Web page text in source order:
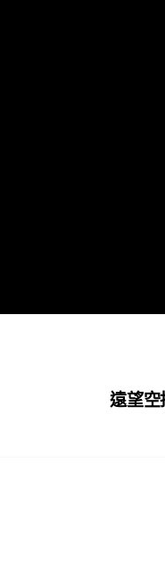
遠望空